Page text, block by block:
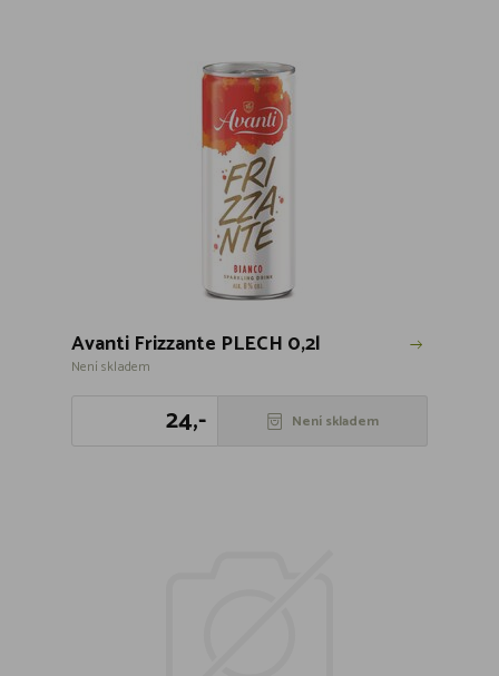
Avanti Frizzante PLECH 0,2l
Není skladem
24,- Není skladem